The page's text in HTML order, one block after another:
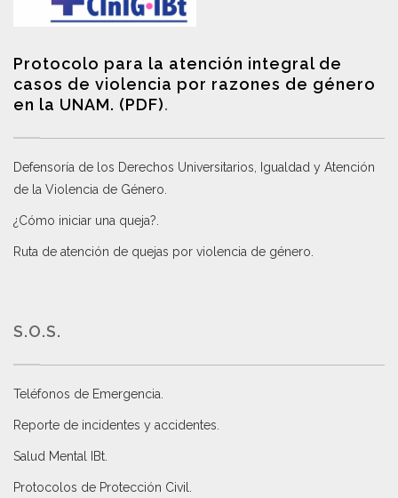
Protocolo para la atención integral de
casos de violencia por razones de género
en la UNAM. (PDF).
Defensoría de los Derechos Universitarios, Igualdad y Atención
de la Violencia de Género
¿Cómo iniciar una queja?
Ruta de atención de quejas por violencia de género
S.O.S.
Teléfonos de Emergencia.
Reporte de incidentes y accidentes
Salud Mental IBt
Protocolos de Protección Civil